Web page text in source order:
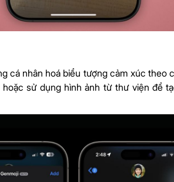
cá nhân hoá biểu tượng cảm xúc
sử dụng hình ảnh từ thư viện để